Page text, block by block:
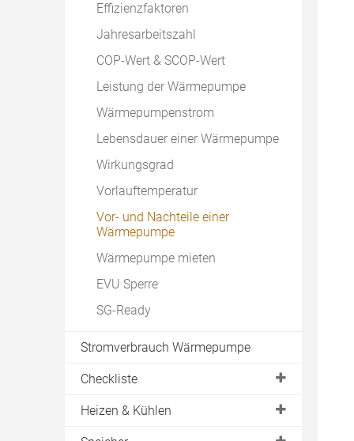
Hersteller
Effizienzfaktoren
Jahresarbeitszahl
COP-Wert & SCOP-Wert
Leistung der Wärmepumpe
Wärmepumpenstrom
Lebensdauer einer Wärmepumpe
Wirkungsgrad
Vorlauftemperatur
Vor- und Nachteile einer
Wärmepumpe
Wärmepumpe mieten
EVU Sperre
SG-Ready
Stromverbrauch Wärmepumpe
Checkliste
Machbarkeit
Ertrag
Heizen & Kühlen